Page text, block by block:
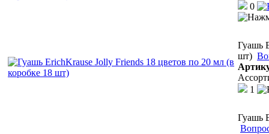
0
Гуашь
шт)
1
Гуашь